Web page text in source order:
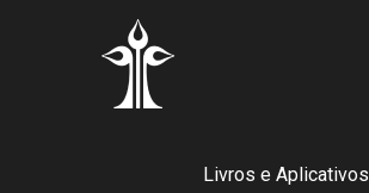
Livros e Aplicativos